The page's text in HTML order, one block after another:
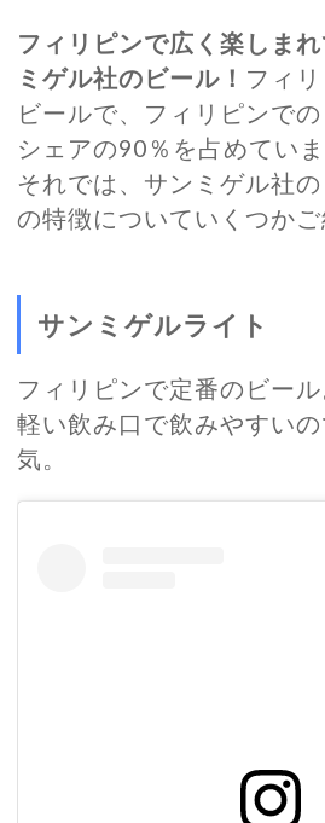
フィリピンで広く楽しま
ミゲル社のビール！ フィ
ビールで、フィリピンで
シェアの90％を占めていま
それでは、サンミゲル社
の特徴についていくつかご
サンミゲルライト
フィリピンで定番のビー
軽い飲み口で飲みやすい
気。